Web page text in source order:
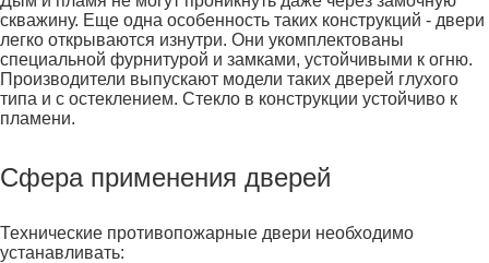
скважину. Еще одна особенность таких конструкций - двери
легко открываются изнутри. Они укомплектованы
специальной фурнитурой и замками, устойчивыми к огню.
Производители выпускают модели таких дверей глухого
типа и с остеклением. Стекло в конструкции устойчиво к
пламени.
Сфера применения дверей
Технические противопожарные двери необходимо
устанавливать: